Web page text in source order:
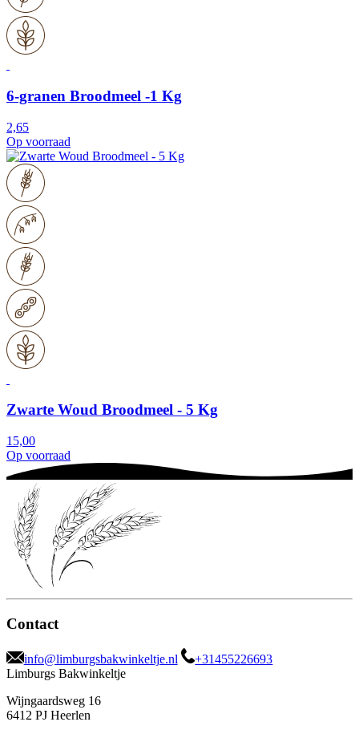
6-granen Broodmeel -1 Kg
2,65
Op voorraad
Zwarte Woud Broodmeel - 5 Kg
15,00
Op voorraad
Contact
info@limburgsbakwinkeltje.nl
+31455226693
Limburgs Bakwinkeltje
Wijngaardsweg 16
6412 PJ Heerlen